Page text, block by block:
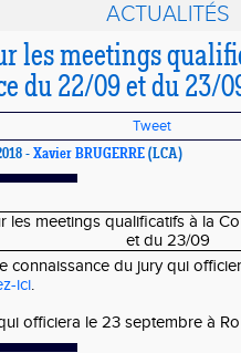
ACTUALITÉS
les meetings
du 22/09 et du 23/
Tweet
- Xavier BRUGERRE (LCA)
connaissance du jury qui
ici.
officiera le 23 septembre à